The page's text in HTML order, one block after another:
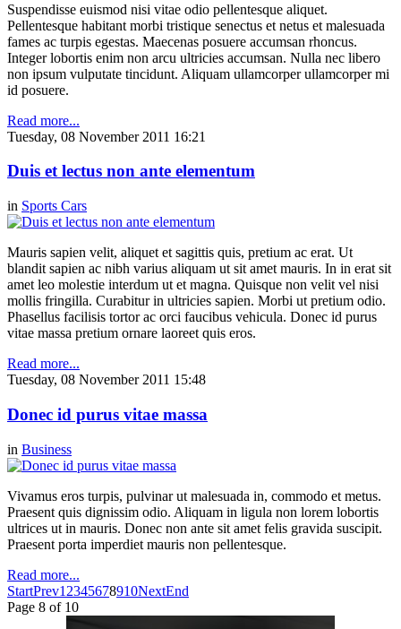
Suspendisse euismod nisi vitae odio pellentesque aliquet.
Pellentesque habitant morbi tristique senectus et netus et malesuada
fames ac turpis egestas. Maecenas posuere accumsan rhoncus.
Integer lobortis enim non arcu ultricies accumsan. Nulla nec libero
non ipsum vulputate tincidunt. Aliquam ullamcorper ullamcorper mi
id posuere.
Read more...
Tuesday, 08 November 2011 16:21
Duis et lectus non ante elementum
in Sports Cars
Mauris sapien velit, aliquet et sagittis quis, pretium ac erat. Ut
blandit sapien ac nibh varius aliquam ut sit amet mauris. In in erat sit
amet leo molestie interdum ut et magna. Quisque non velit vel nisi
mollis fringilla. Curabitur in ultricies sapien. Morbi ut pretium odio.
Phasellus facilisis tortor ac orci faucibus vehicula. Donec id purus
vitae massa pretium ornare laoreet quis eros.
Read more...
Tuesday, 08 November 2011 15:48
Donec id purus vitae massa
in Business
Vivamus eros turpis, pulvinar ut malesuada in, commodo et metus.
Praesent quis dignissim odio. Aliquam in ligula non lorem lobortis
ultrices ut in mauris. Donec non ante sit amet felis gravida suscipit.
Praesent porta imperdiet mauris non pellentesque.
Read more...
StartPrev1 2345678910NextEnd
Page 8 of 10